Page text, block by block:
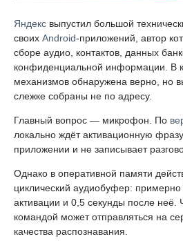
Яндекс выпустил большой
своих Android-приложений, автор
сборе аудио, контактов, данных
конфиденциальной информации. В
механизмов обнаружена верно, но
слежке собраны не по адресу.
Главный вопрос — микрофон. По
локально ждёт активационную
приложении и не записывает
Однако в оперативной памяти
циклический аудиобуфер:
активации и 0,5 секунды после неё.
командой может отправляться на
качества распознавания.